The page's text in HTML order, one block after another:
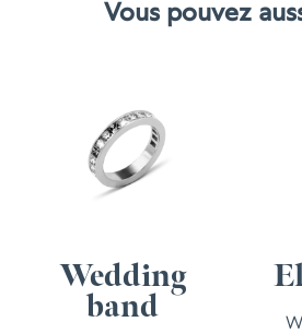
Vous pouvez
Wedding
band